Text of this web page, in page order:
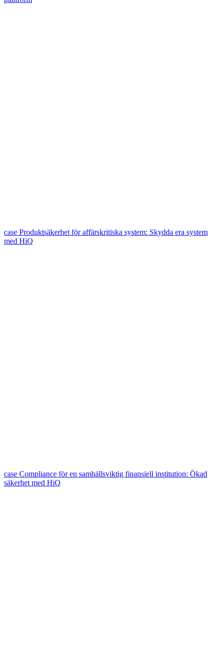
case Produktsäkerhet för affärskritiska system: Skydda era system
med HiQ
case Compliance för en samhällsviktig finansiell institution: Ökad
säkerhet med HiQ